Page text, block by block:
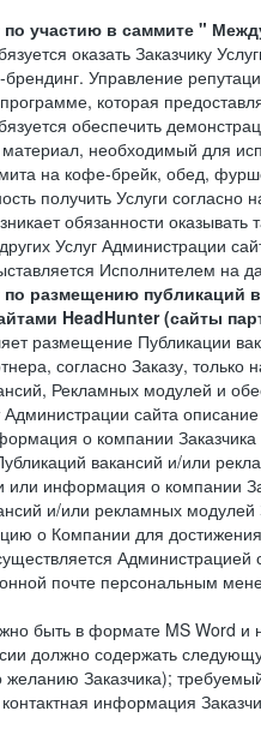
по участию в саммите "
оказать Заказчику
Управление
которая
обеспечить
необходимый для
на кофе-брейк, обед,
получить Услуги
обязанности
Услуг Администрации
Исполнителем на
по размещению
HeadHunter (сайты
размещение Публикации
согласно Заказу, только
Рекламных модулей и
Администрации сайта
о компании Заказчика
вакансий и/или
информация о компании
и/или рекламных модулей
о Компании для достижения
почте персональным
быть в формате MS Word и
должно содержать
Заказчика);
информация